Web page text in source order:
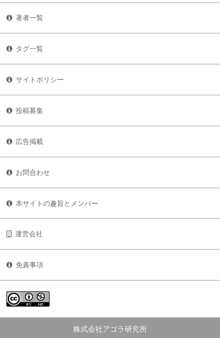
著者一覧
タグ一覧
サイトポリシー
投稿募集
広告掲載
お問合わせ
本サイトの趣旨とメンバー
運営会社
免責事項
株式会社アゴラ研究所